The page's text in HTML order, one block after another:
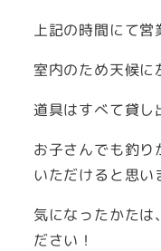
上記の時間にて営
室内のため天候に
道具はすべて貸し
お子さんでも釣
いただけると思い
気になったかた
ださい！